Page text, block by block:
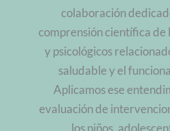
colaboración
comprensión científica de
y psicológicos
saludable y el
Aplicamos ese
evaluación de
los niños,